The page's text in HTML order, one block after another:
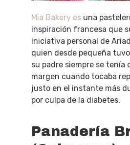
Mia Bakery es una
inspiración francesa que
iniciativa personal de
quien desde pequeña
su padre siempre se tenía
margen cuando tocaba
justo en el instante más
por culpa de la diabetes.
Panadería